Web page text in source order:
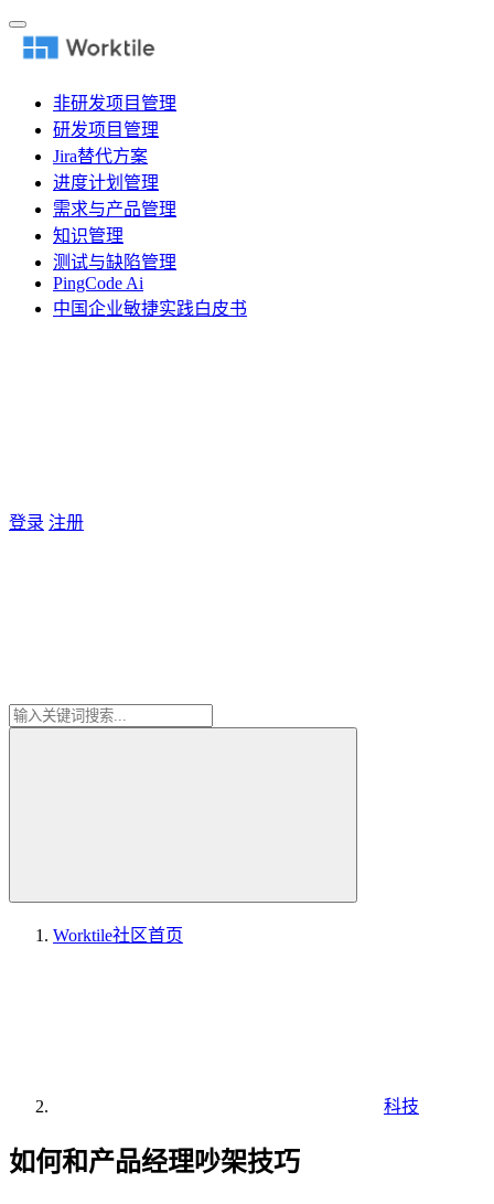
非研发项目管理
研发项目管理
Jira替代方案
进度计划管理
需求与产品管理
知识管理
测试与缺陷管理
PingCode Ai
中国企业敏捷实践白皮书
登录 注册
Worktile社区首页
科技
如何和产品经理吵架技巧